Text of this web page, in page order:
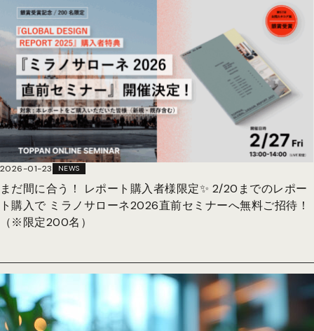
2026-01-23 NEWS
まだ間に合う！ レポート購入者様限定✨ 2/20までのレポー
ト購入で ミラノサローネ2026直前セミナーへ無料ご招待！
（※限定200名）